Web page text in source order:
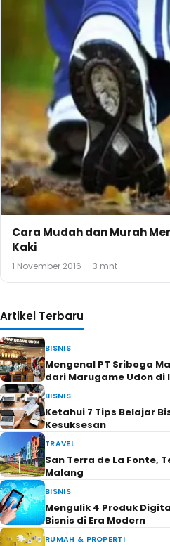
Mengenal PT Sriboga
dari Marugame Udon di
BISNIS
Ketahui 7 Tips Belajar
Kesuksesan
TRAVEL
San Terra de La Fonte,
Malang
BISNIS
Mengulik 4 Produk
Bisnis di Era Modern
RUMAH & PROPERTI
Ketahui Tips Memilih
Anda
4 Keuntungan
Ini Fungsi Egg Tray dan
TRAVEL
Berbagai Keuntungan
Perlu Diketahui
BISNIS
Mudahnya Cek Resi &
Shipper
SEHAT & CANTIK
Ketahui 7 Cara
Artikel Menarik Lainnya
FASHION
Ketahui 6 Tips